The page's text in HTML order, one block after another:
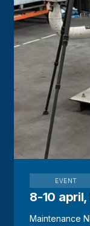
EVENT
8-10
Maintenance